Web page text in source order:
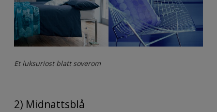
Et luksuriost blatt soverom
2) Midnattsblå